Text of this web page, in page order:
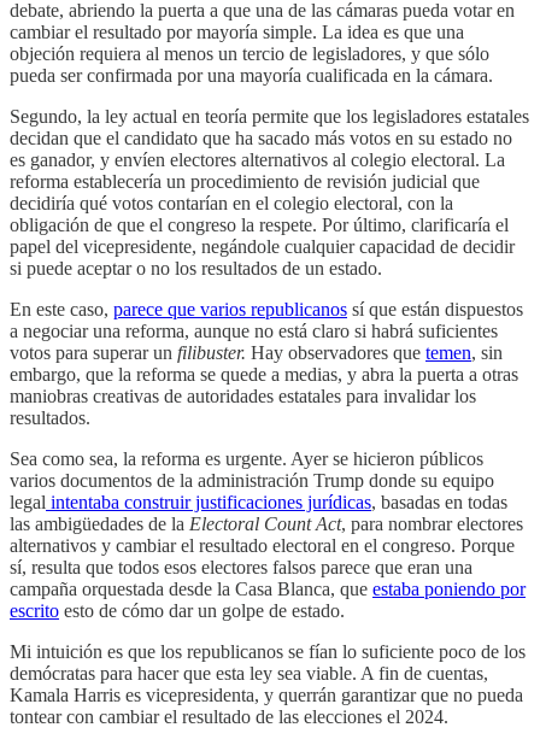
debate, abriendo la puerta a que una de las cámaras pueda votar en
cambiar el resultado por mayoría simple. La idea es que una
objeción requiera al menos un tercio de legisladores, y que sólo
pueda ser confirmada por una mayoría cualificada en la cámara.
Segundo, la ley actual en teoría permite que los legisladores estatales
decidan que el candidato que ha sacado más votos en su estado no
es ganador, y envíen electores alternativos al colegio electoral. La
reforma establecería un procedimiento de revisión judicial que
decidiría qué votos contarían en el colegio electoral, con la
obligación de que el congreso la respete. Por último, clarificaría el
papel del vicepresidente, negándole cualquier capacidad de decidir
si puede aceptar o no los resultados de un estado.
En este caso, parece que varios republicanos sí que están dispuestos
a negociar una reforma, aunque no está claro si habrá suficientes
votos para superar un filibuster. Hay observadores que temen, sin
embargo, que la reforma se quede a medias, y abra la puerta a otras
maniobras creativas de autoridades estatales para invalidar los
resultados.
Sea como sea, la reforma es urgente. Ayer se hicieron públicos
varios documentos de la administración Trump donde su equipo
legal intentaba construir justificaciones jurídicas, basadas en todas
las ambigüedades de la Electoral Count Act, para nombrar electores
alternativos y cambiar el resultado electoral en el congreso. Porque
sí, resulta que todos esos electores falsos parece que eran una
campaña orquestada desde la Casa Blanca, que estaba poniendo por
escrito esto de cómo dar un golpe de estado.
Mi intuición es que los republicanos se fían lo suficiente poco de los
demócratas para hacer que esta ley sea viable. A fin de cuentas,
Kamala Harris es vicepresidenta, y querrán garantizar que no pueda
tontear con cambiar el resultado de las elecciones el 2024.